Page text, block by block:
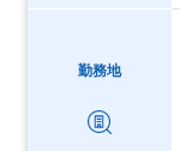
勤務地